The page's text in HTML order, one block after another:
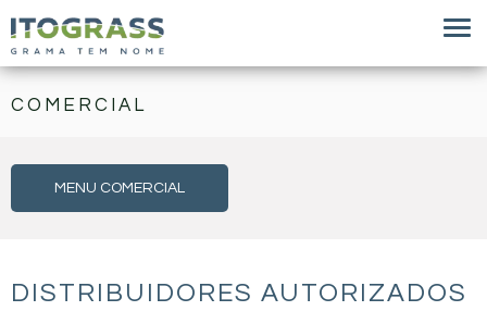
COMERCIAL
MENU COMERCIAL
DISTRIBUIDORES AUTORIZADOS